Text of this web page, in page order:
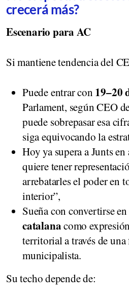
crecerá más?
Escenario para AC
Si mantiene tendencia del
Puede entrar con 19–20
Parlament, según CEO
puede sobrepasar esa
siga equivocando la
Hoy ya supera a Junts
quiere tener
arrebatarles el poder en
interior”,
Sueña con convertirse en
catalanacomo
territorial a través de
municipalista.
Su techo depende de: